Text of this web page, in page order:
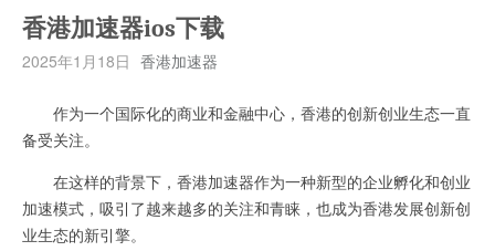
香港加速器ios下载
2025年1月18日 香港加速器
作为一个国际化的商业和金融中心，香港的创新创业生态一直
备受关注。
在这样的背景下，香港加速器作为一种新型的企业孵化和创业
加速模式，吸引了越来越多的关注和青睐，也成为香港发展创新创
业生态的新引擎。